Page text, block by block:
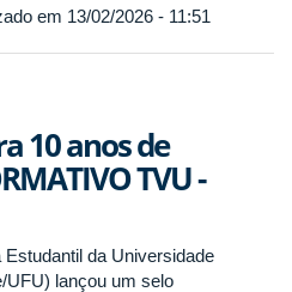
em 13/02/2026 - 11:51
10 anos de
TVU -
da Universidade
UFU) lançou um selo